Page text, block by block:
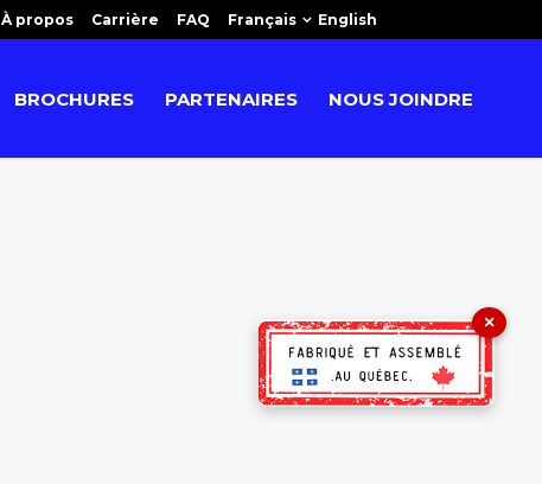
À propos Carrière FAQ Français English
BROCHURES PARTENAIRES NOUS JOINDRE
×